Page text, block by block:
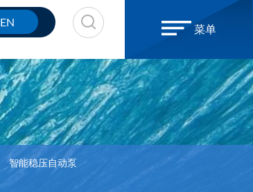
EN
菜单
智能稳压自动泵